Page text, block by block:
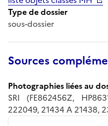
Type de dossier
sous-dossier
Sources
Photographies liées au
SRI (FE862456Z,
222049, 21434 A 21438,